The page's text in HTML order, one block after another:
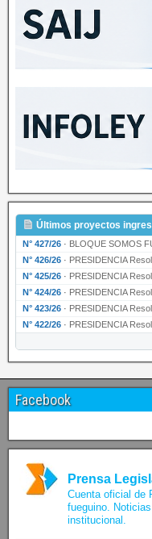
Últimos proyectos
N° 427/26 · BLOQUE SOMOS
N° 426/26 · PRESIDENCIA Resolución
N° 425/26 · PRESIDENCIA Resolución
N° 424/26 · PRESIDENCIA Resolución
N° 423/26 · PRESIDENCIA Resolución
N° 422/26 · PRESIDENCIA
Facebook
Prensa
Cuenta oficial de
fueguino.
institucional.